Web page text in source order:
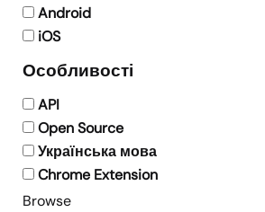
Android
iOS
Особливості
API
Open Source
Українська мова
Chrome Extension
Browse